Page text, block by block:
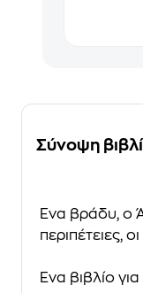
Σύνοψη
Ένα βράδυ, ο
περιπέτειες,
Ένα βιβλίο